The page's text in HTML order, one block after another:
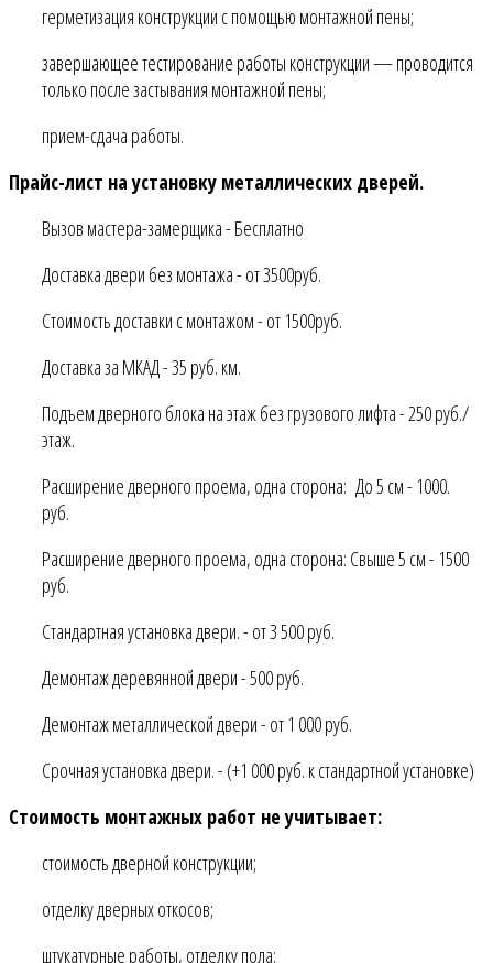
герметизация конструкции с помощью монтажной пены;
завершающее тестирование работы конструкции — проводится
только после застывания монтажной пены;
прием-сдача работы.
Прайс-лист на установку металлических дверей.
Вызов мастера-замерщика - Бесплатно
Доставка двери без монтажа - от 3500руб.
Стоимость доставки с монтажом - от 1500руб.
Доставка за МКАД - 35 руб. км.
Подъем дверного блока на этаж без грузового лифта - 250 руб./
этаж.
Расширение дверного проема, одна сторона: До 5 см - 1000.
руб.
Расширение дверного проема, одна сторона: Свыше 5 см - 1500
руб.
Стандартная установка двери. - от 3 500 руб.
Демонтаж деревянной двери - 500 руб.
Демонтаж металлической двери - от 1 000 руб.
Срочная установка двери. - (+1 000 руб. к стандартной установке)
Стоимость монтажных работ не учитывает:
стоимость дверной конструкции;
отделку дверных откосов;
штукатурные работы, отделку пола;